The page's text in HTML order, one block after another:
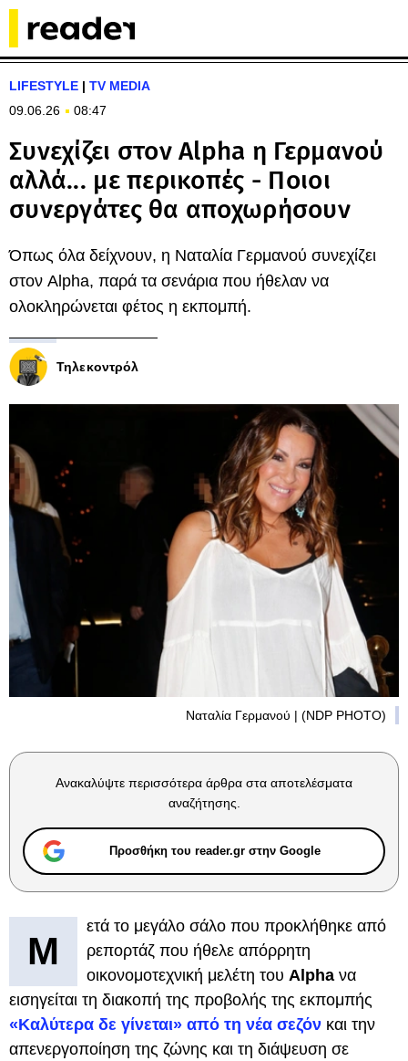
LIFESTYLE | TV MEDIA
09.06.26
08:47
Συνεχίζει στον Alpha η Γερμανού
αλλά... με περικοπές - Ποιοι
συνεργάτες θα αποχωρήσουν
Όπως όλα δείχνουν, η Ναταλία Γερμανού συνεχίζει
στον Alpha, παρά τα σενάρια που ήθελαν να
ολοκληρώνεται φέτος η εκπομπή.
Τηλεκοντρόλ
Ναταλία Γερμανού | (NDP PHOTO)
Ανακαλύψτε περισσότερα άρθρα στα αποτελέσματα
αναζήτησης.
Προσθήκη του reader.gr στην Google
Μ
ετά το μεγάλο σάλο που προκλήθηκε από
ρεπορτάζ που ήθελε απόρρητη
οικονομοτεχνική μελέτη του Alpha να
εισηγείται τη διακοπή της προβολής της εκπομπής
«Καλύτερα δε γίνεται» από τη νέα σεζόν και την
απενεργοποίηση της ζώνης και τη διάψευση σε